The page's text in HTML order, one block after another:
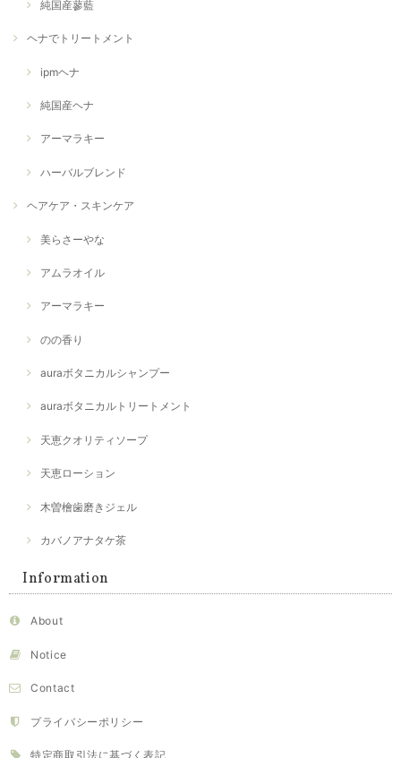
純国産蓼藍
ヘナでトリートメント
ipmヘナ
純国産ヘナ
アーマラキー
ハーバルブレンド
ヘアケア・スキンケア
美らさーやな
アムラオイル
アーマラキー
のの香り
auraボタニカルシャンプー
auraボタニカルトリートメント
天恵クオリティソープ
天恵ローション
木曽檜歯磨きジェル
カバノアナタケ茶
Information
About
Notice
Contact
プライバシーポリシー
特定商取引法に基づく表記